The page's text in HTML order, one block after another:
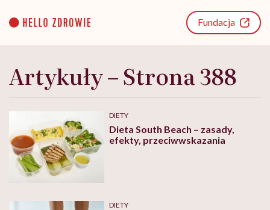
content
Fundacja
Artykuły – Strona 388
DIETY
Dieta South Beach – zasady,
efekty, przeciwwskazania
DIETY